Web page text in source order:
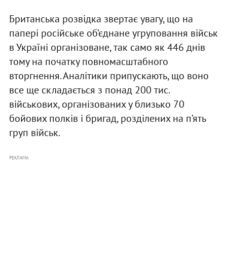
Британська розвідка звертає увагу, що на
папері російське об’єднане угруповання військ
в Україні організоване, так само як 446 днів
тому на початку повномасштабного
вторгнення. Аналітики припускають, що воно
все ще складається з понад 200 тис.
військових, організованих у близько 70
бойових полків і бригад, розділених на п’ять
груп військ.
РЕКЛАМА